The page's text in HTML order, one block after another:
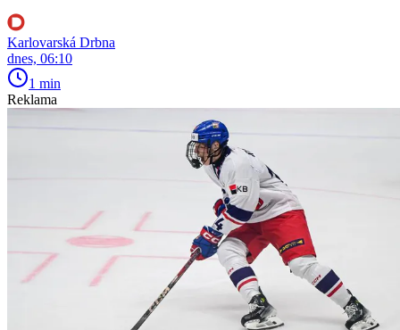
Karlovarská Drbna
dnes, 06:10
1 min
Reklama